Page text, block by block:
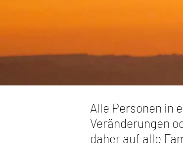
Alle Personen in
Veränderungen
daher auf alle